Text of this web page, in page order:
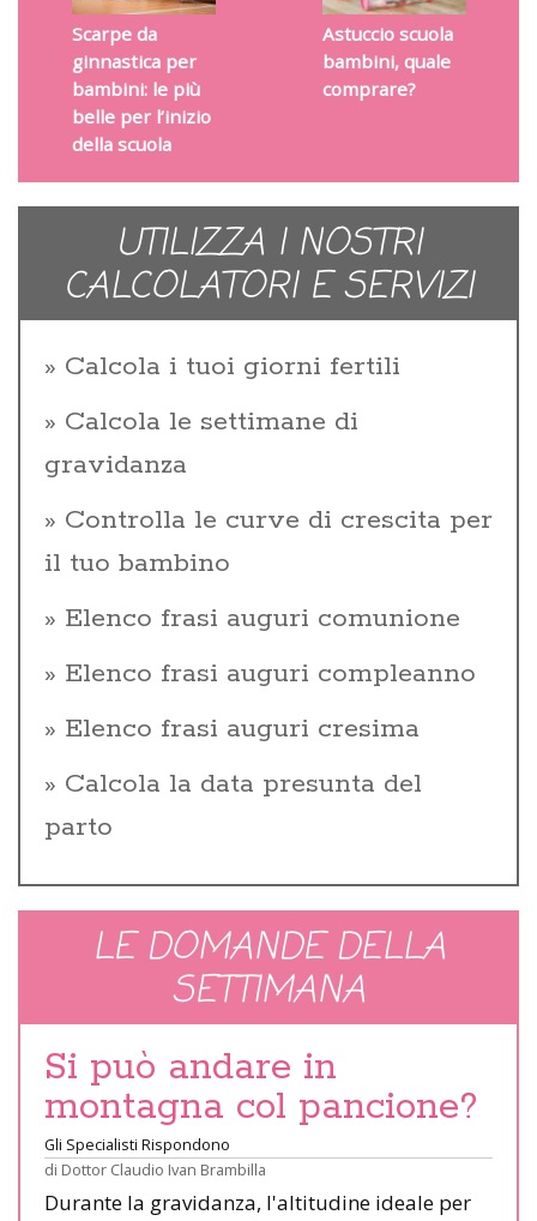
Scarpe da
ginnastica per
bambini: le più
belle per l’inizio
della scuola
Astuccio scuola
bambini, quale
comprare?
UTILIZZA I NOSTRI
CALCOLATORI E SERVIZI
Calcola i tuoi giorni fertili
Calcola le settimane di
gravidanza
Controlla le curve di crescita per
il tuo bambino
Elenco frasi auguri comunione
Elenco frasi auguri compleanno
Elenco frasi auguri cresima
Calcola la data presunta del
parto
LE DOMANDE DELLA
SETTIMANA
Si può andare in
montagna col pancione?
Gli Specialisti Rispondono
di Dottor Claudio Ivan Brambilla
Durante la gravidanza, l'altitudine ideale per